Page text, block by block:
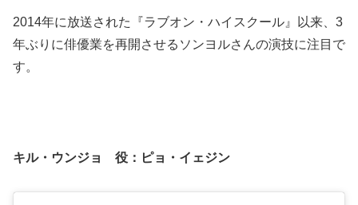
2014年に放送された『ラブオン・ハイスクール』以来、3
年ぶりに俳優業を再開させるソンヨルさんの演技に注目で
す。
キル・ウンジョ 役：ピョ・イェジン